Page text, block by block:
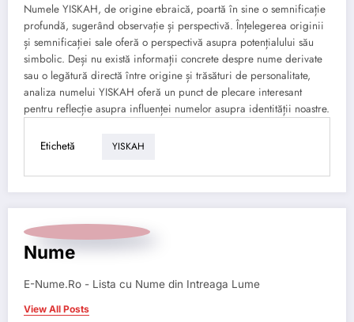
Numele YISKAH, de origine ebraică, poartă în sine o semnificație
profundă, sugerând observație și perspectivă. Înțelegerea originii
și semnificației sale oferă o perspectivă asupra potențialului său
simbolic. Deși nu există informații concrete despre nume derivate
sau o legătură directă între origine și trăsături de personalitate,
analiza numelui YISKAH oferă un punct de plecare interesant
pentru reflecție asupra influenței numelor asupra identității noastre.
Etichetă YISKAH
Nume
E-Nume.Ro - Lista cu Nume din Intreaga Lume
View All Posts